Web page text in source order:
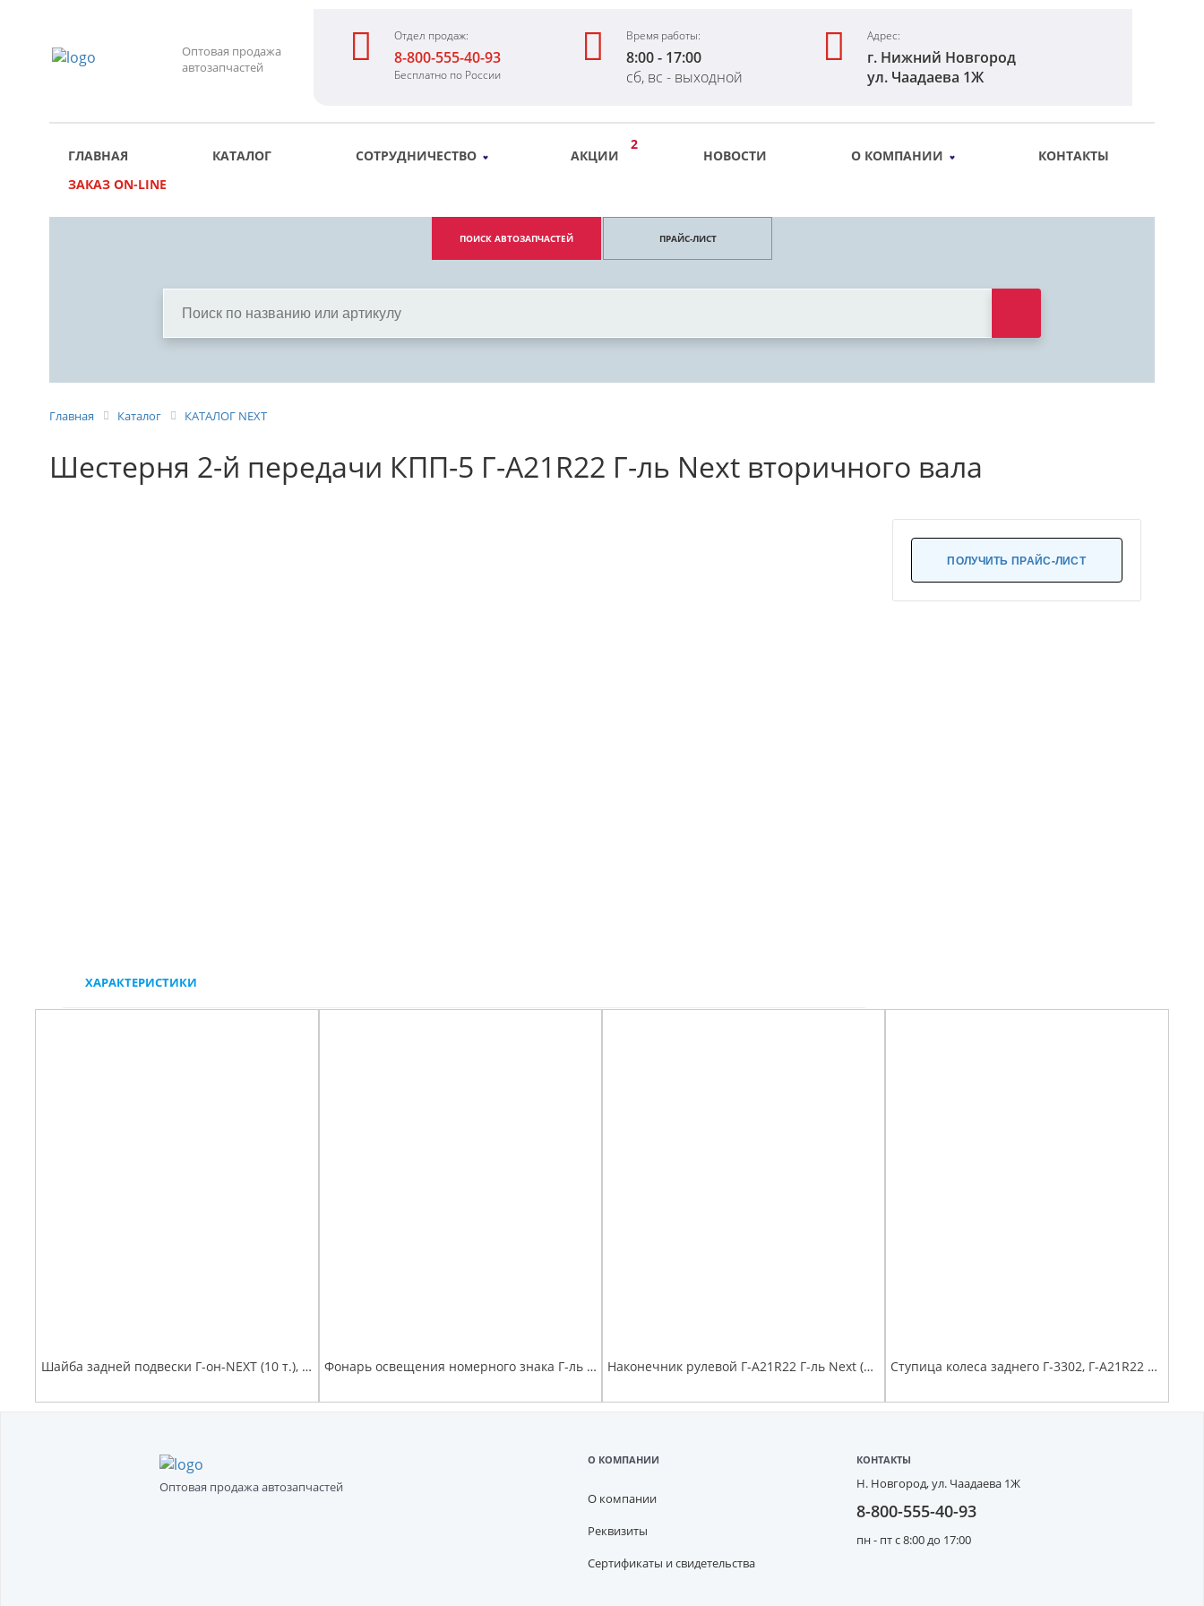
Оптовая продажа
автозапчастей
Отдел продаж:
8-800-555-40-93
Бесплатно по России
Время работы:
8:00 - 17:00
сб, вс - выходной
Адрес:
г. Нижний Новгород
ул. Чаадаева 1Ж
ГЛАВНАЯ КАТАЛОГ СОТРУДНИЧЕСТВО АКЦИИ
2
НОВОСТИ О КОМПАНИИ
КОНТАКТЫ
ЗАКАЗ ON-LINE
ПОИСК АВТОЗАПЧАСТЕЙ ПРАЙС-ЛИСТ
Главная Каталог КАТАЛОГ NEXT
Шестерня 2-й передачи КПП-5 Г-А21R22 Г-ль Next вторичного вала
ПОЛУЧИТЬ ПРАЙС-ЛИСТ
ХАРАКТЕРИСТИКИ
Шайба задней подвески Г-он-NEXT (10 т.), ПАЗ Вектор-Next кронштейна продольного рычага Фонарь освещения номерного знака Г-ль Next, Г-ль NN, Соболь NN Наконечник рулевой Г-А21R22 Г-ль Next (аналог .ВМ-G-3414056) Ступица колеса заднего Г-3302, Г-А21R22 Г-ль Next с подшипниками и шпильками
Оптовая продажа автозапчастей
О КОМПАНИИ
О компании
Реквизиты
Сертификаты и свидетельства
КОНТАКТЫ
Н. Новгород,ул. Чаадаева 1Ж
8-800-555-40-93
пн - пт с 8:00 до 17:00